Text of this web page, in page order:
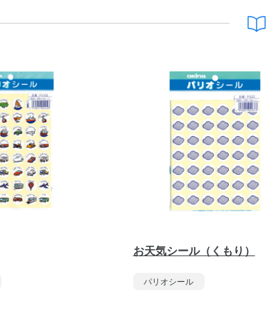
お天気シール（くもり）
パリオシール